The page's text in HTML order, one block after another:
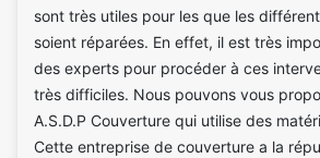
sont très utiles pour les que les
soient réparées. En effet, il est très
des experts pour procéder à ces
très difficiles. Nous pouvons vous
A.S.D.P Couverture qui utilise des
Cette entreprise de couverture a la